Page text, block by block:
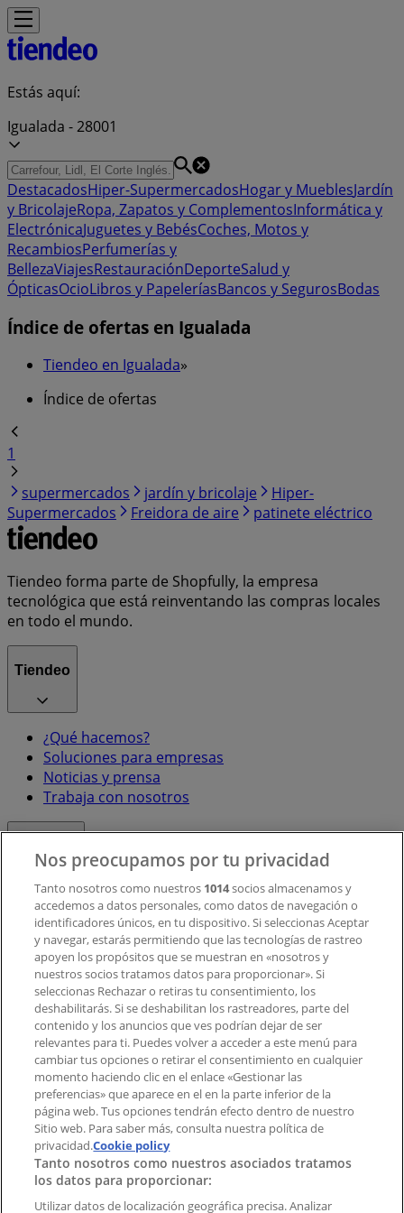
Estás aquí:
Igualada - 28001
DestacadosHiper-SupermercadosHogar y MueblesJardín
y BricolajeRopa, Zapatos y ComplementosInformática y
ElectrónicaJuguetes y BebésCoches, Motos y
RecambiosPerfumerías y
BellezaViajesRestauraciónDeporteSalud y
ÓpticasOcioLibros y PapeleríasBancos y SegurosBodas
Índice de ofertas en Igualada
Tiendeo en Igualada»
Índice de ofertas
1
supermercados
jardín y bricolaje
Hiper-
Supermercados
Freidora de aire patinete eléctrico
Tiendeo forma parte de Shopfully, la empresa
tecnológica que está reinventando las compras locales
en todo el mundo.
Tiendeo
¿Qué hacemos?
Soluciones para empresas
Noticias y prensa
Trabaja con nosotros
Contacto comercial y de marketing
Tienda mal colocada en el mapa
Notificar un folleto
¿Encontraste un problema en la web o en la
aplicación?
Índices
Marcas
Marcas locales
Negocios
Negocios cercanos
Productos
Productos locales
Nos preocupamos por tu privacidad
Tanto nosotros como nuestros 1014socios almacenamos y
accedemos a datos personales, como datos de navegación o
identificadores únicos, en tu dispositivo. Si seleccionas Aceptar
y navegar, estarás permitiendo que las tecnologías de rastreo
apoyen los propósitos que se muestran en «nosotros y
nuestros socios tratamos datos para proporcionar». Si
seleccionas Rechazar o retiras tu consentimiento, los
deshabilitarás. Si se deshabilitan los rastreadores, parte del
contenido y los anuncios que ves podrían dejar de ser
relevantes para ti. Puedes volver a acceder a este menú para
cambiar tus opciones o retirar el consentimiento en cualquier
momento haciendo clic en el enlace «Gestionar las
preferencias» que aparece en el en la parte inferior de la
página web. Tus opciones tendrán efecto dentro de nuestro
Sitio web. Para saber más, consulta nuestra política de
privacidad.Cookie policy
Tanto nosotros como nuestros asociados tratamos
los datos para proporcionar:
Utilizar datos de localización geográfica precisa. Analizar